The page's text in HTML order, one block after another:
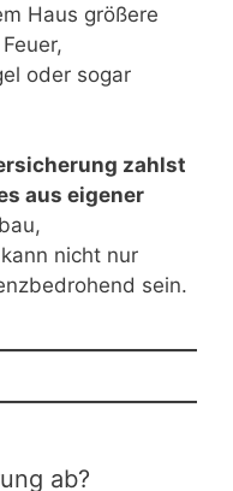
Haus größere
oder sogar
zahlst
aus eigener
nicht nur
sein.
ab?